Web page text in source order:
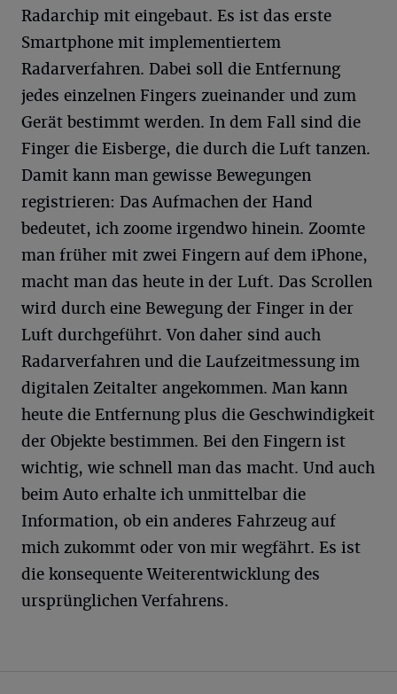
Radarchip mit eingebaut. Es ist das erste
Smartphone mit implementiertem
Radarverfahren. Dabei soll die Entfernung
jedes einzelnen Fingers zueinander und zum
Gerät bestimmt werden. In dem Fall sind die
Finger die Eisberge, die durch die Luft tanzen.
Damit kann man gewisse Bewegungen
registrieren: Das Aufmachen der Hand
bedeutet, ich zoome irgendwo hinein. Zoomte
man früher mit zwei Fingern auf dem iPhone,
macht man das heute in der Luft. Das Scrollen
wird durch eine Bewegung der Finger in der
Luft durchgeführt. Von daher sind auch
Radarverfahren und die Laufzeitmessung im
digitalen Zeitalter angekommen. Man kann
heute die Entfernung plus die Geschwindigkeit
der Objekte bestimmen. Bei den Fingern ist
wichtig, wie schnell man das macht. Und auch
beim Auto erhalte ich unmittelbar die
Information, ob ein anderes Fahrzeug auf
mich zukommt oder von mir wegfährt. Es ist
die konsequente Weiterentwicklung des
ursprünglichen Verfahrens.